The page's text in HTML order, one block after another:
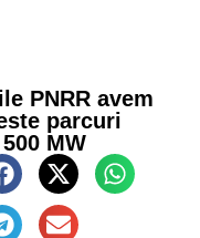
PNRR avem
parcuri
MW